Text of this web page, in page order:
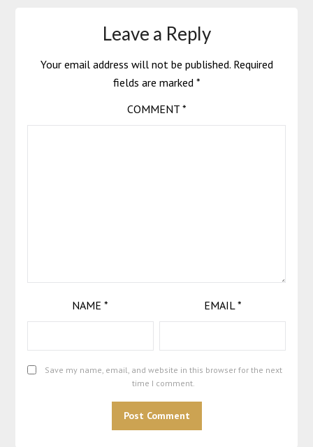
Leave a Reply
Your email address will not be published. Required
fields are marked *
COMMENT *
NAME* EMAIL*
Save my name, email, and website in this browser for the next
time I comment.